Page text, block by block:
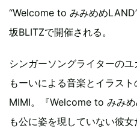
“Welcome to みみめめ
坂BLITZで開催される。
シンガーソングライターの
もーいによる音楽とイラス
MIMI。『Welcome to みみ
も公に姿を現していない彼